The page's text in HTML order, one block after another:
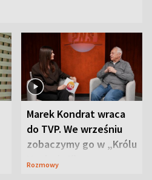
Marek Kondrat wraca
do TVP. We wrześniu
zobaczymy go w „Królu
Maciusiu I”
Rozmowy